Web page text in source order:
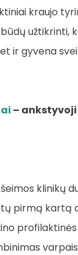
kraujo
užtikrinti,
ir gyvena
–
klinikų
pirmą kartą